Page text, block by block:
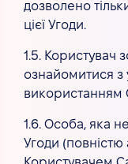
дозволено
цієї Угоди.
1.5. Користувач
ознайомитися з
використанням
1.6. Особа, яка
Угоди